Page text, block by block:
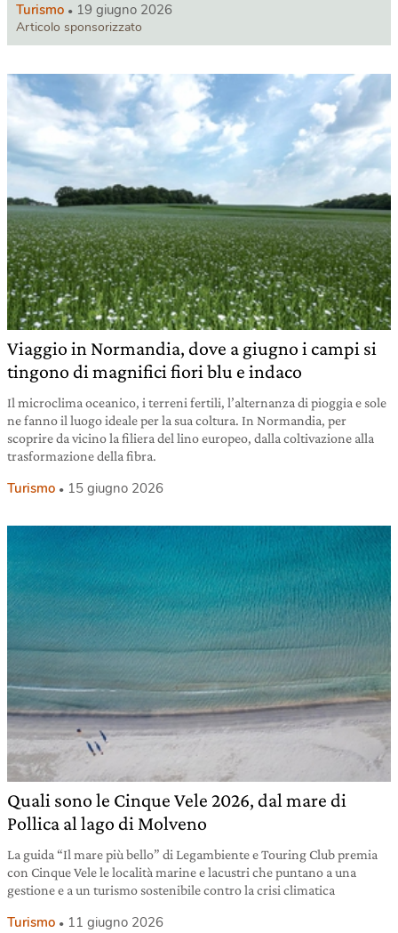
Turismo 19 giugno 2026
Articolo sponsorizzato
Viaggio in Normandia, dove a giugno i campi si
tingono di magnifici fiori blu e indaco
Il microclima oceanico, i terreni fertili, l’alternanza di pioggia e sole
ne fanno il luogo ideale per la sua coltura. In Normandia, per
scoprire da vicino la filiera del lino europeo, dalla coltivazione alla
trasformazione della fibra.
Turismo 15 giugno 2026
Quali sono le Cinque Vele 2026, dal mare di
Pollica al lago di Molveno
La guida “Il mare più bello” di Legambiente e Touring Club premia
con Cinque Vele le località marine e lacustri che puntano a una
gestione e a un turismo sostenibile contro la crisi climatica
Turismo 11 giugno 2026